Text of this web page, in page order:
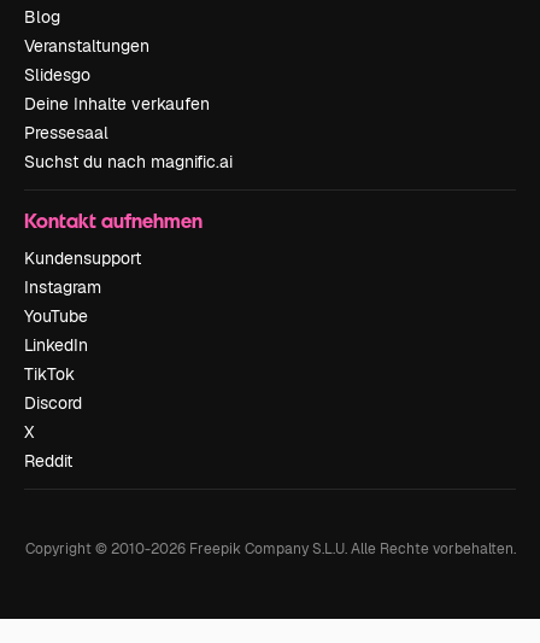
Blog
Veranstaltungen
Slidesgo
Deine Inhalte verkaufen
Pressesaal
Suchst du nach magnific.ai
Kontakt aufnehmen
Kundensupport
Instagram
YouTube
LinkedIn
TikTok
Discord
X
Reddit
Copyright © 2010-2026Freepik Company S.L.U. Alle Rechte vorbehalten.